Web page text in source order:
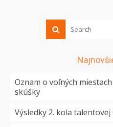
Oznam o voľných
skúšky
Výsledky 2. kola